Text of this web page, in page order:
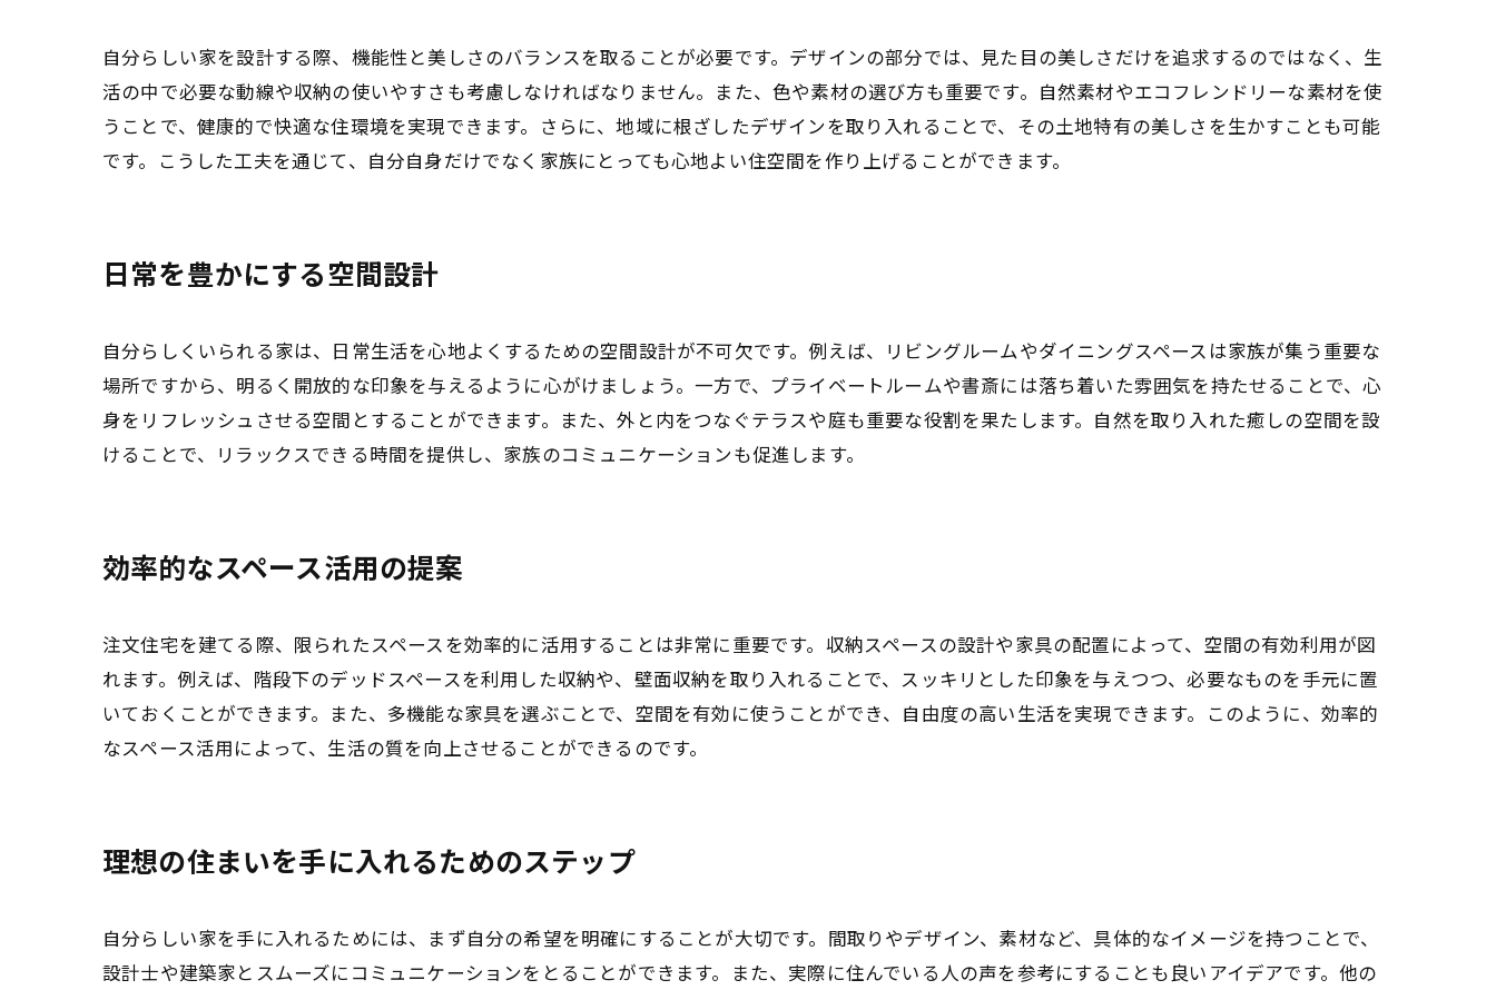
自分らしい家を設計する際、機能性と美しさのバランスを取ることが必要です。デザインの部分では、見た目の美しさだけを追求するのではなく、生
活の中で必要な動線や収納の使いやすさも考慮しなければなりません。また、色や素材の選び方も重要です。自然素材やエコフレンドリーな素材を使
うことで、健康的で快適な住環境を実現できます。さらに、地域に根ざしたデザインを取り入れることで、その土地特有の美しさを生かすことも可能
です。こうした工夫を通じて、自分自身だけでなく家族にとっても心地よい住空間を作り上げることができます。
日常を豊かにする空間設計
自分らしくいられる家は、日常生活を心地よくするための空間設計が不可欠です。例えば、リビングルームやダイニングスペースは家族が集う重要な
場所ですから、明るく開放的な印象を与えるように心がけましょう。一方で、プライベートルームや書斎には落ち着いた雰囲気を持たせることで、心
身をリフレッシュさせる空間とすることができます。また、外と内をつなぐテラスや庭も重要な役割を果たします。自然を取り入れた癒しの空間を設
けることで、リラックスできる時間を提供し、家族のコミュニケーションも促進します。
効率的なスペース活用の提案
注文住宅を建てる際、限られたスペースを効率的に活用することは非常に重要です。収納スペースの設計や家具の配置によって、空間の有効利用が図
れます。例えば、階段下のデッドスペースを利用した収納や、壁面収納を取り入れることで、スッキリとした印象を与えつつ、必要なものを手元に置
いておくことができます。また、多機能な家具を選ぶことで、空間を有効に使うことができ、自由度の高い生活を実現できます。このように、効率的
なスペース活用によって、生活の質を向上させることができるのです。
理想の住まいを手に入れるためのステップ
自分らしい家を手に入れるためには、まず自分の希望を明確にすることが大切です。間取りやデザイン、素材など、具体的なイメージを持つことで、
設計士や建築家とスムーズにコミュニケーションをとることができます。また、実際に住んでいる人の声を参考にすることも良いアイデアです。他の